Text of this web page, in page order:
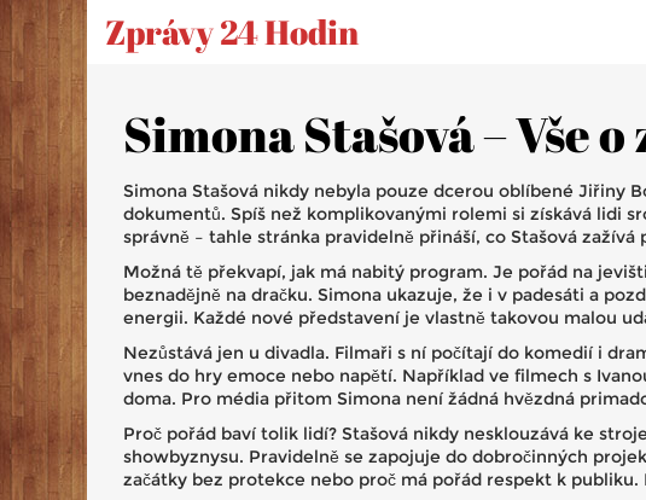
Zprávy 24 Hodin
Simona Stašová – Vše
Simona Stašová nikdy nebyla pouze dcerou oblíbené Jiřiny
dokumentů. Spíš než komplikovanými rolemi si získává lidi
správně – tahle stránka pravidelně přináší, co Stašová zažívá
Možná tě překvapí, jak má nabitý program. Je pořád na
beznadějně na dračku. Simona ukazuje, že i v padesáti a
energii. Každé nové představení je vlastně takovou malou
Nezůstává jen u divadla. Filmaři s ní počítají do komedií i
vnes do hry emoce nebo napětí. Například ve filmech s
doma. Pro média přitom Simona není žádná hvězdná
Proč pořád baví tolik lidí? Stašová nikdy nesklouzává ke
showbyznysu. Pravidelně se zapojuje do dobročinných
začátky bez protekce nebo proč má pořád respekt k